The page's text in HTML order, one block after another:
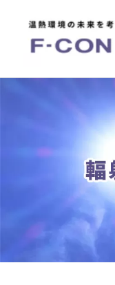
温熱環境の
by